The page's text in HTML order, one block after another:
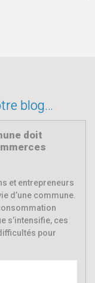
blog…
doit
et entrepreneurs
d’une commune.
s’intensifie, ces
pour